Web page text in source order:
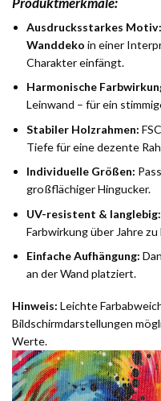
Ausdrucksstarkes Motiv:
Wanddeko in einer
Charakter einfängt.
Harmonische
Leinwand – für ein
Stabiler Holzrahmen:
Tiefe für eine dezente
Individuelle Größen:
großflächiger Hingucker.
UV-resistent & langlebig:
Farbwirkung über Jahre
Einfache Aufhängung:
an der Wand platziert.
Hinweis: Leichte
Bildschirmdarstellungen
Werte.